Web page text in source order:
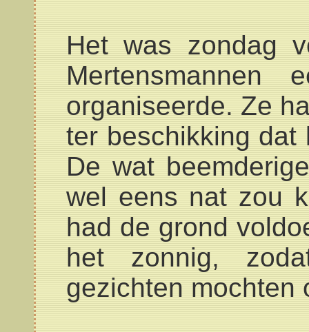
Het was zondag
Mertensmannen
organiseerde. Ze
ter beschikking dat
De wat
wel eens nat zou
had de grond
het zonnig,
gezichten mochten